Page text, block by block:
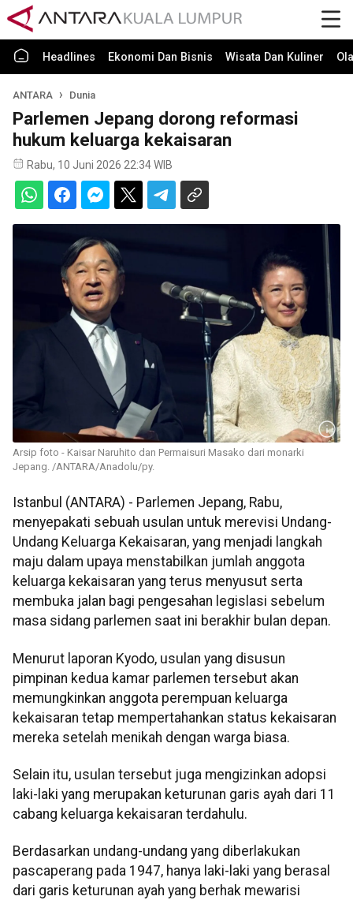
Headlines Ekonomi Dan Bisnis Wisata Dan Kuliner
ANTARA Dunia
Parlemen Jepang dorong reformasi
hukum keluarga kekaisaran
Rabu, 10 Juni 2026 22:34 WIB
Arsip foto - Kaisar Naruhito dan Permaisuri Masako dari monarki
Jepang. /ANTARA/Anadolu/py.
Istanbul (ANTARA) - Parlemen Jepang, Rabu,
menyepakati sebuah usulan untuk merevisi Undang-
Undang Keluarga Kekaisaran, yang menjadi langkah
maju dalam upaya menstabilkan jumlah anggota
keluarga kekaisaran yang terus menyusut serta
membuka jalan bagi pengesahan legislasi sebelum
masa sidang parlemen saat ini berakhir bulan depan.
Menurut laporan Kyodo, usulan yang disusun
pimpinan kedua kamar parlemen tersebut akan
memungkinkan anggota perempuan keluarga
kekaisaran tetap mempertahankan status kekaisaran
mereka setelah menikah dengan warga biasa.
Selain itu, usulan tersebut juga mengizinkan adopsi
laki-laki yang merupakan keturunan garis ayah dari 11
cabang keluarga kekaisaran terdahulu.
Berdasarkan undang-undang yang diberlakukan
pascaperang pada 1947, hanya laki-laki yang berasal
dari garis keturunan ayah yang berhak mewarisi